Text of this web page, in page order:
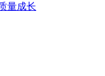
量成长